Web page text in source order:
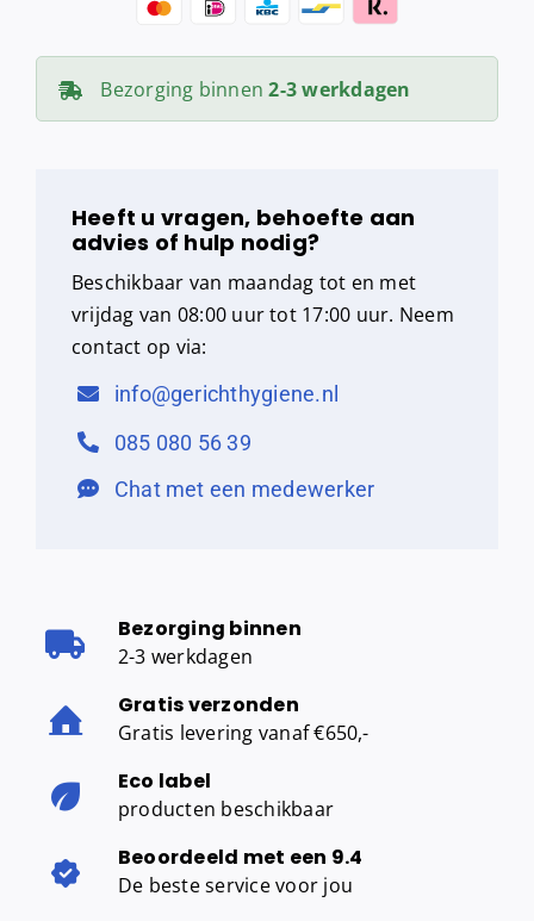
Bezorging binnen2-3 werkdagen
Heeft u vragen, behoefte aan
advies of hulp nodig?
Beschikbaar van maandag tot en met
vrijdag van 08:00 uur tot 17:00 uur. Neem
contact op via:
info@gerichthygiene.nl
085 080 56 39
Chat met een medewerker
Bezorging binnen
2-3 werkdagen
Gratis verzonden
Gratis levering vanaf €650,-
Eco label
producten beschikbaar
Beoordeeld met een 9.4
De beste service voor jou